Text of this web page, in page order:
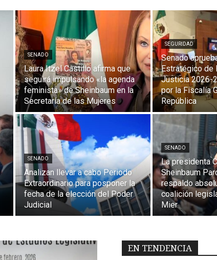
SENADO
Laura Itzel Castillo afirma que
seguirá impulsando «la agenda
feminista» de Sheinbaum en la
Secretaría de las Mujeres
SEGURIDAD
Senado
Estratégico de
Justicia 2026-
por la Fiscalía
República
SENADO
Analizan llevar a cabo Periodo
Extraordinario para posponer la
fecha de la elección del Poder
Judicial
SENADO
La presidenta
Sheinbaum
respaldo
coalición
Mier
EN TENDENCIA